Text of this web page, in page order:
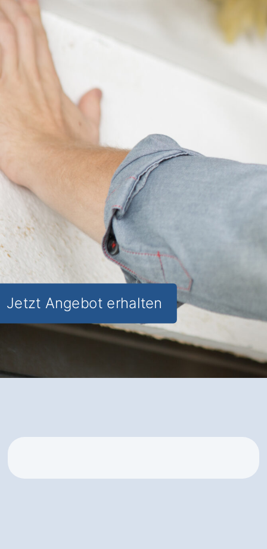
Laimbachsmühle.
Moderne Rollladentechnik
Verdunkelung, Schutz vor Einbrechern
verbesserte Energieeffizienz
erleben Sie die Vorteile eines
hochwertigen Rollladensystems in
Gerach Laimbachsmühle.
✅ Unverbindlich & Kostenlos
✅Persönliche Beratung
durch
Experten für Rollladensysteme
✅ Sicherheit, Komfort und Stil in einem
✅ Inkl. Planungsservice
fachgerechter Installation
Jetzt Angebot erhalten